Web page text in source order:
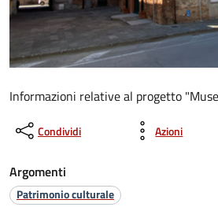
Informazioni relative al progetto
Condividi Azioni
Argomenti
Patrimonio culturale